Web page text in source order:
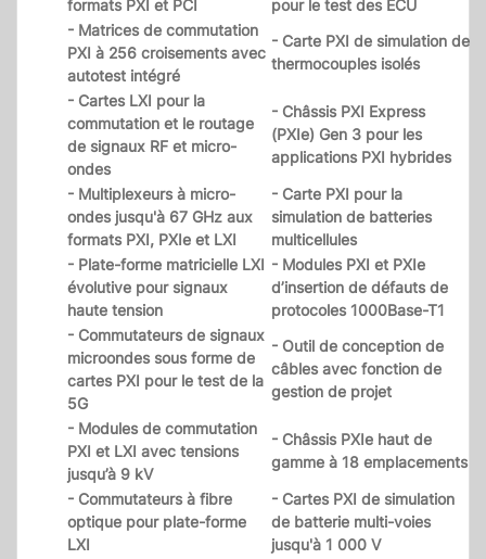
formats PXI et PCI
pour le test des ECU
- Matrices de commutation
PXI à 256 croisements avec
autotest intégré
- Carte PXI de simulation de
thermocouples isolés
- Cartes LXI pour la
commutation et le routage
de signaux RF et micro-
ondes
- Châssis PXI Express
(PXIe) Gen 3 pour les
applications PXI hybrides
- Multiplexeurs à micro-
ondes jusqu'à 67 GHz aux
formats PXI, PXIe et LXI
- Carte PXI pour la
simulation de batteries
multicellules
- Plate-forme matricielle LXI
évolutive pour signaux
haute tension
- Modules PXI et PXIe
d’insertion de défauts de
protocoles 1000Base-T1
- Commutateurs de signaux
microondes sous forme de
cartes PXI pour le test de la
5G
- Outil de conception de
câbles avec fonction de
gestion de projet
- Modules de commutation
PXI et LXI avec tensions
jusqu’à 9 kV
- Châssis PXIe haut de
gamme à 18 emplacements
- Commutateurs à fibre
optique pour plate-forme
LXI
- Cartes PXI de simulation
de batterie multi-voies
jusqu'à 1 000 V